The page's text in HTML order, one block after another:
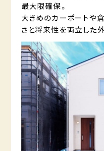
最大限確保。
大きめのカーポートや
さと将来性を両立した